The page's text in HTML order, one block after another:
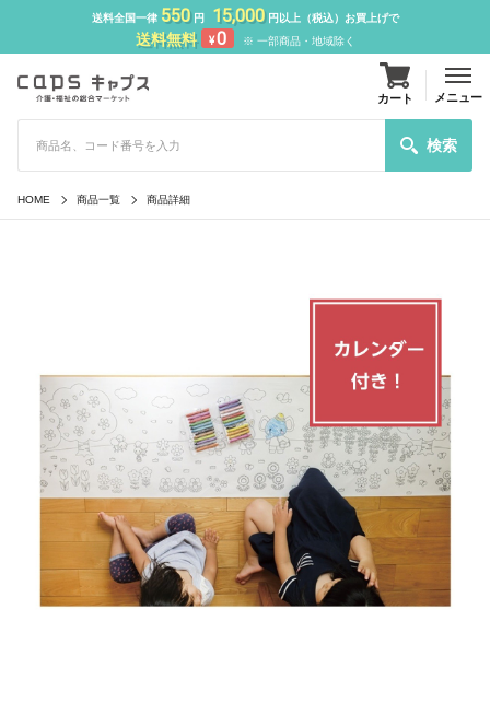
送料全国一律 550円 15,000円以上（税込）お買上げで
送料無料 ¥0 ※ 一部商品・地域除く
検索
カート メニュー
HOME 商品一覧 商品詳細